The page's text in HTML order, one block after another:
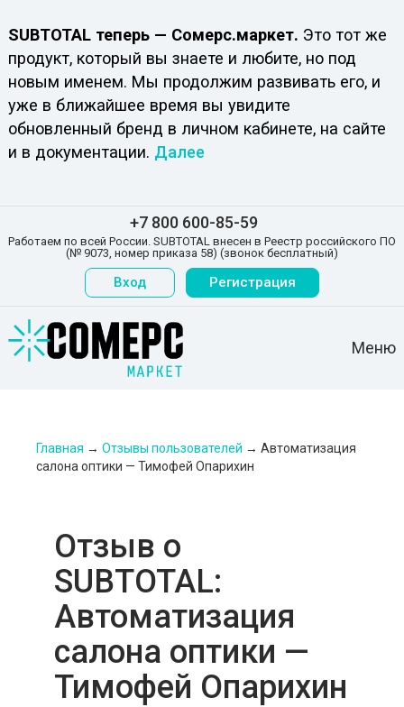
SUBTOTAL теперь — Сомерс.маркет. Это тот же
продукт, который вы знаете и любите, но под
новым именем. Мы продолжим развивать его, и
уже в ближайшее время вы увидите
обновленный бренд в личном кабинете, на сайте
и в документации. Далее
+7 800 600-85-59
Работаем по всей России. SUBTOTAL внесен в Реестр российского ПО
(№ 9073, номер приказа 58) (звонок бесплатный)
Вход Регистрация
Меню
Главная → Отзывы пользователей → Автоматизация
салона оптики — Тимофей Опарихин
Отзыв о
SUBTOTAL:
Автоматизация
салона оптики —
Тимофей Опарихин